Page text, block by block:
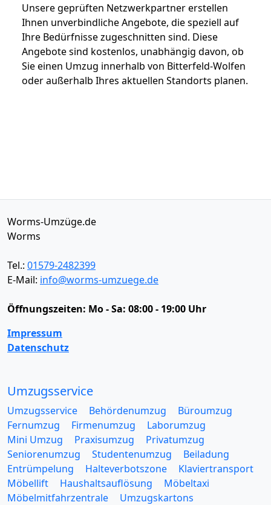
Unsere geprüften Netzwerkpartner erstellen
Ihnen unverbindliche Angebote, die speziell auf
Ihre Bedürfnisse zugeschnitten sind. Diese
Angebote sind kostenlos, unabhängig davon, ob
Sie einen Umzug innerhalb von Bitterfeld-Wolfen
oder außerhalb Ihres aktuellen Standorts planen.
Worms-Umzüge.de
Worms
Tel.: 01579-2482399
E-Mail: info@worms-umzuege.de
Öffnungszeiten: Mo - Sa: 08:00 - 19:00 Uhr
Impressum
Datenschutz
Umzugsservice
Umzugsservice Behördenumzug
Büroumzug
Fernumzug
Firmenumzug
Laborumzug
Mini Umzug
Praxisumzug
Privatumzug
Seniorenumzug
Studentenumzug
Beiladung
Entrümpelung
Halteverbotszone
Klaviertransport
Möbellift
Haushaltsauflösung
Möbeltaxi
Möbelmitfahrzentrale
Umzugskartons